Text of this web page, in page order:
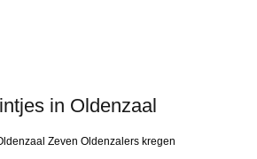
in Oldenzaal
Zeven Oldenzalers kregen